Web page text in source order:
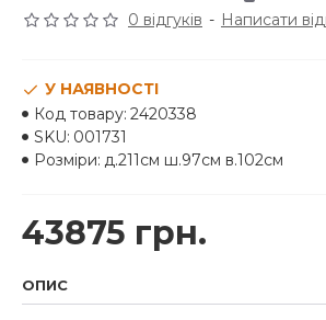
0 відгуків - Написати
43875 грн.
У НАЯВНОСТІ
Код товару: 2420338
SKU: 001731
Розміри: д.211см ш.97см в.102см
ОПИС